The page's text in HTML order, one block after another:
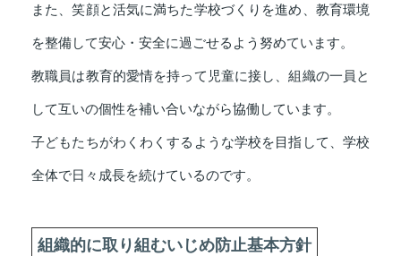
また、笑顔と活気に満ちた学校づくりを進め、教育環境
を整備して安心・安全に過ごせるよう努めています。
教職員は教育的愛情を持って児童に接し、組織の一員と
して互いの個性を補い合いながら協働しています。
子どもたちがわくわくするような学校を目指して、学校
全体で日々成長を続けているのです。
組織的に取り組むいじめ防止基本方針